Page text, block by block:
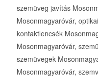
szemüveg javítás
Mosonmagyaróvár,
kontaktlencsék
Mosonmagyaróvár,
szemüvegek
Mosonmagyaróvár,